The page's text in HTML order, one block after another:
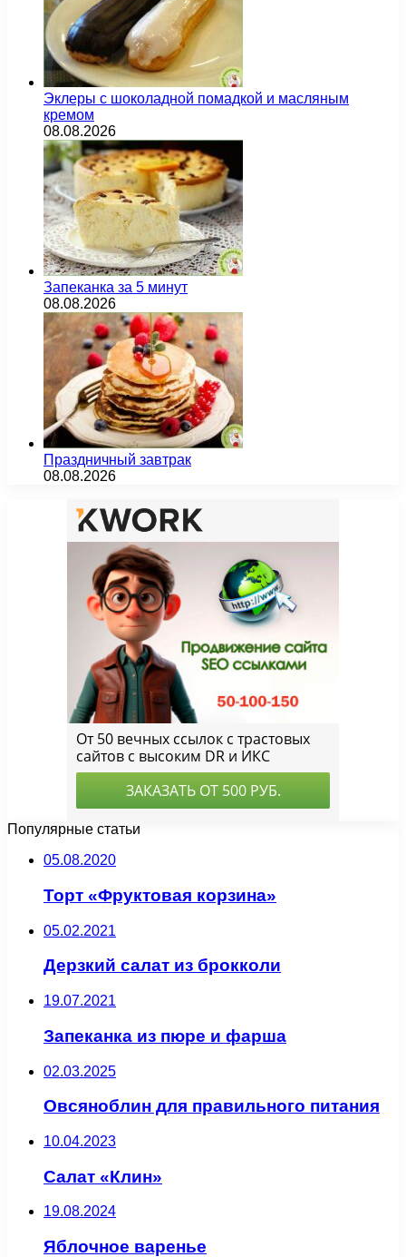
Эклеры с шоколадной помадкой и масляным
кремом
08.08.2026
Запеканка за 5 минут
08.08.2026
Праздничный завтрак
08.08.2026
Популярные статьи
05.08.2020
Торт «Фруктовая корзина»
05.02.2021
Дерзкий салат из брокколи
19.07.2021
Запеканка из пюре и фарша
02.03.2025
Овсяноблин для правильного питания
10.04.2023
Салат «Клин»
19.08.2024
Яблочное варенье